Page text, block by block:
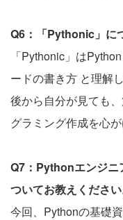
Q6：「Pythonic」に
「Pythonic」は
ードの書き方 と理解
後から自分が見ても
グラミング作成を心が
Q7：Pythonエンジニ
ついてお教えください
今回、Pythonの基礎